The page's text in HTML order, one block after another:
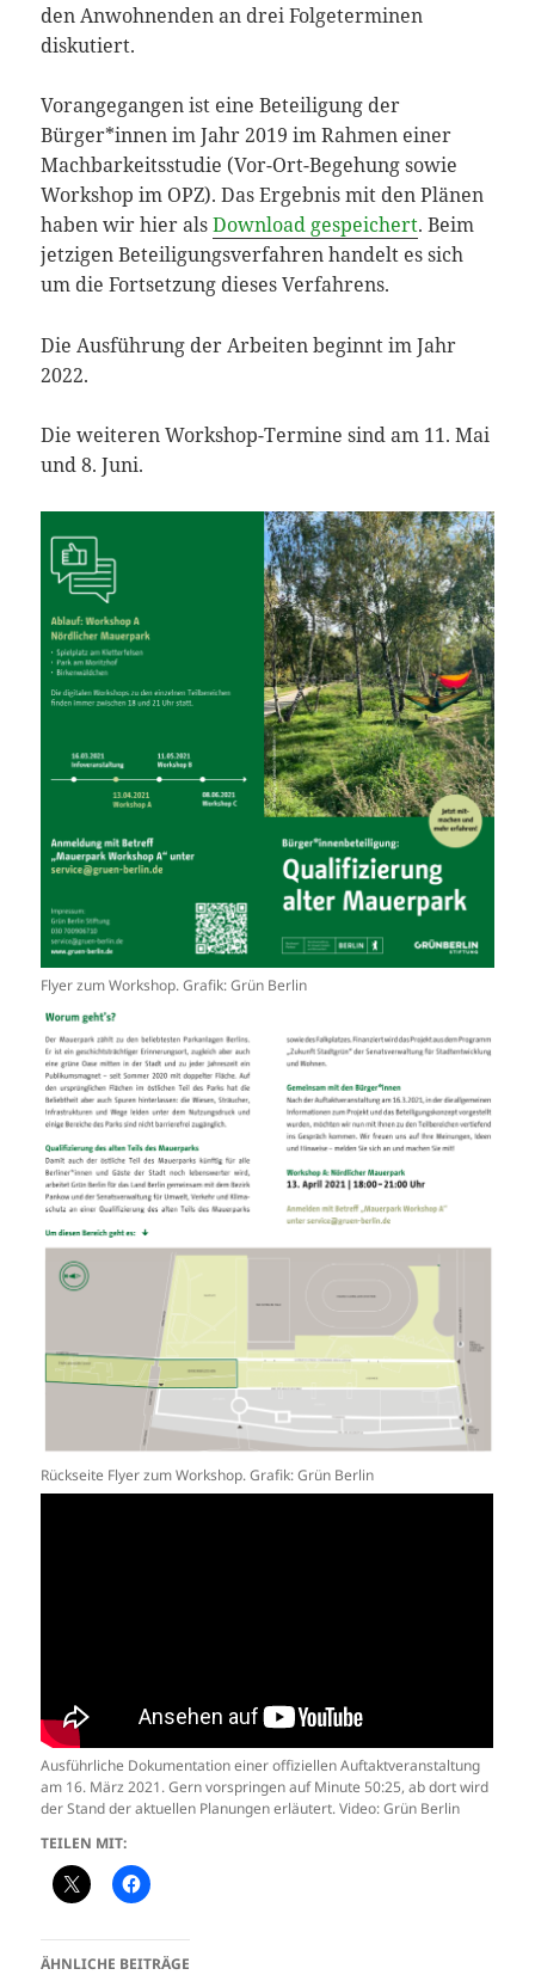
den Anwohnenden an drei Folgeterminen
diskutiert.
Vorangegangen ist eine Beteiligung der
Bürger*innen im Jahr 2019 im Rahmen einer
Machbarkeitsstudie (Vor-Ort-Begehung sowie
Workshop im OPZ). Das Ergebnis mit den Plänen
haben wir hier alsDownload gespeichert. Beim
jetzigen Beteiligungsverfahren handelt es sich
um die Fortsetzung dieses Verfahrens.
Die Ausführung der Arbeiten beginnt im Jahr
2022.
Die weiteren Workshop-Termine sind am 11. Mai
und 8. Juni.
Flyer zum Workshop. Grafik: Grün Berlin
Rückseite Flyer zum Workshop. Grafik: Grün Berlin
Ausführliche Dokumentation einer offiziellen Auftaktveranstaltung
am 16. März 2021. Gern vorspringen auf Minute 50:25, ab dort wird
der Stand der aktuellen Planungen erläutert. Video: Grün Berlin
TEILEN MIT:
ÄHNLICHE BEITRÄGE